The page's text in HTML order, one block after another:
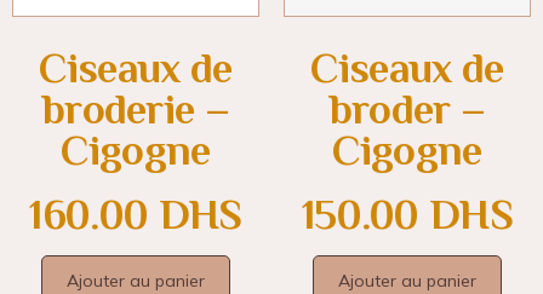
Ciseaux de
broderie –
Cigogne
160.00 DHS
Ajouter au panier
Ciseaux de
broder –
Cigogne
150.00 DHS
Ajouter au panier